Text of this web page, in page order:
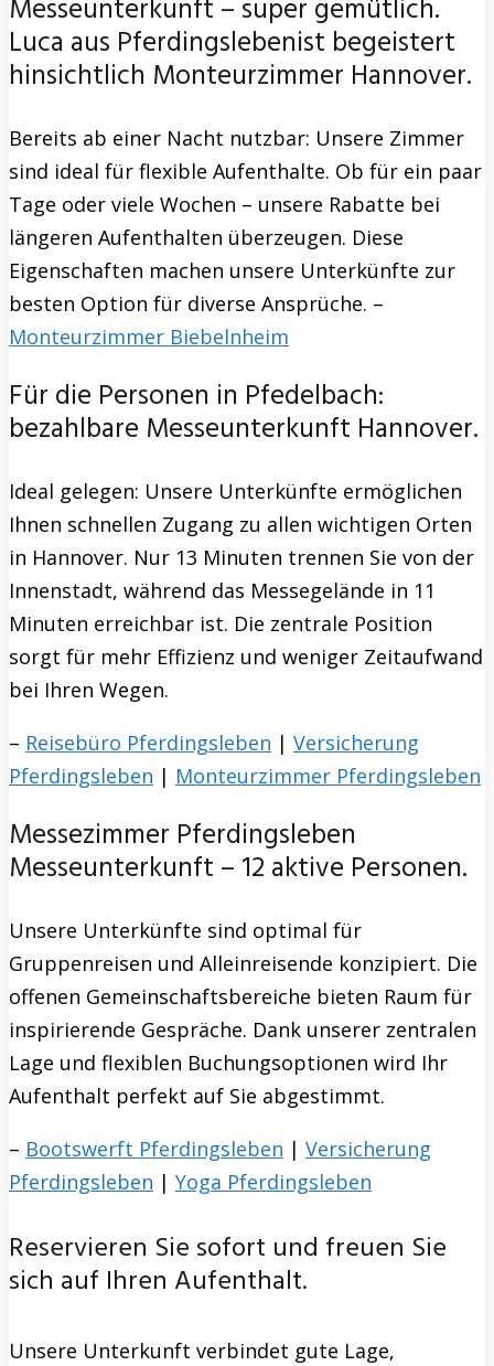
Messeunterkunft – super gemütlich.
Luca aus Pferdingslebenist begeistert
hinsichtlich Monteurzimmer Hannover.
Bereits ab einer Nacht nutzbar: Unsere Zimmer
sind ideal für flexible Aufenthalte. Ob für ein paar
Tage oder viele Wochen – unsere Rabatte bei
längeren Aufenthalten überzeugen. Diese
Eigenschaften machen unsere Unterkünfte zur
besten Option für diverse Ansprüche. –
Monteurzimmer Biebelnheim
Für die Personen in Pfedelbach:
bezahlbare Messeunterkunft Hannover.
Ideal gelegen: Unsere Unterkünfte ermöglichen
Ihnen schnellen Zugang zu allen wichtigen Orten
in Hannover. Nur 13 Minuten trennen Sie von der
Innenstadt, während das Messegelände in 11
Minuten erreichbar ist. Die zentrale Position
sorgt für mehr Effizienz und weniger Zeitaufwand
bei Ihren Wegen.
– Reisebüro Pferdingsleben | Versicherung
Pferdingsleben | Monteurzimmer Pferdingsleben
Messezimmer Pferdingsleben
Messeunterkunft – 12 aktive Personen.
Unsere Unterkünfte sind optimal für
Gruppenreisen und Alleinreisende konzipiert. Die
offenen Gemeinschaftsbereiche bieten Raum für
inspirierende Gespräche. Dank unserer zentralen
Lage und flexiblen Buchungsoptionen wird Ihr
Aufenthalt perfekt auf Sie abgestimmt.
– Bootswerft Pferdingsleben | Versicherung
Pferdingsleben | Yoga Pferdingsleben
Reservieren Sie sofort und freuen Sie
sich auf Ihren Aufenthalt.
Unsere Unterkunft verbindet gute Lage,